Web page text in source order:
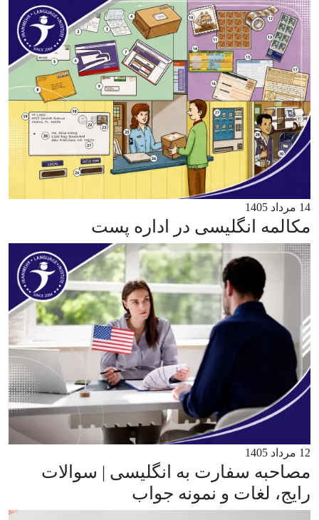
14 مرداد 1405
مکالمه انگلیسی در اداره پست
12 مرداد 1405
مصاحبه سفارت به انگلیسی | سوالات
رایج، لغات و نمونه جواب